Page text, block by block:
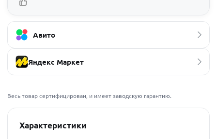
Авито
Яндекс Маркет
Весь товар сертифицирован, и имеет заводскую гарантию.
Характеристики